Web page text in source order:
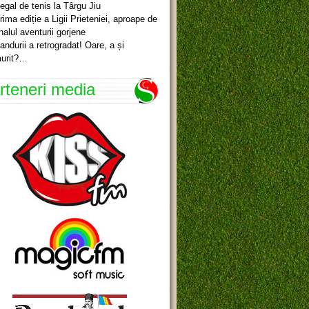
de tenis la Târgu Jiu
ediție a Ligii Prieteniei, aproape de
aventurii gorjene
a retrogradat! Oare, a și
media